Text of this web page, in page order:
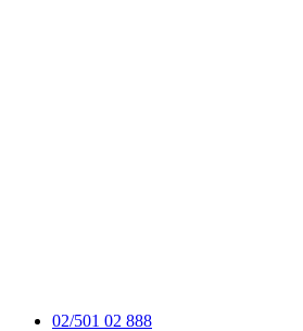
02/501 02 888